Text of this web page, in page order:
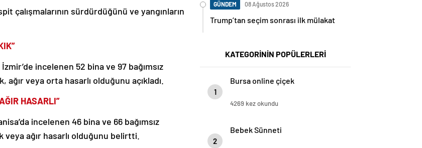
çalışmalarının sürdürdüğünü ve yangınların
incelenen 52 bina ve 97 bağımsız
ağır veya orta hasarlı olduğunu açıkladı.
HASARLI”
incelenen 46 bina ve 66 bağımsız
veya ağır hasarlı olduğunu belirtti.
GÜNDEM 08 Ağustos 2026
Trump’tan seçim sonrası ilk mülakat
KATEGORİNİN POPÜLERLERİ
1
Bursa online çiçek
4269 kez okundu
2
Bebek Sünneti